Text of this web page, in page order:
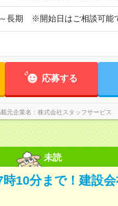
長期 ※開始日はご相談可
応募する
元企業名 株式会社スタッフサービス
未読
10分まで！建設